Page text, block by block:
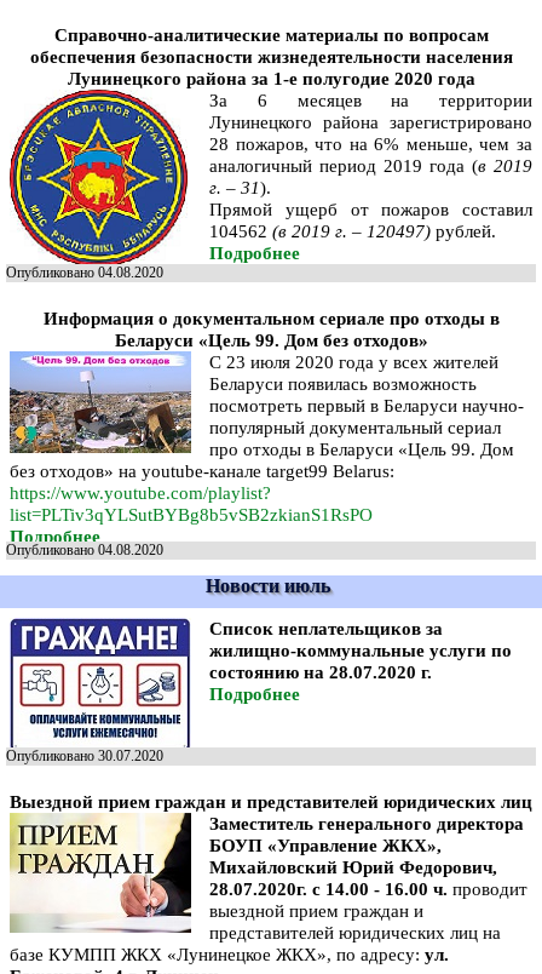
Справочно-аналитические материалы по вопросам
обеспечения безопасности жизнедеятельности населения
Лунинецкого района за 1-е полугодие 2020 года
За 6 месяцев на территории
Лунинецкого района зарегистрировано
28 пожаров, что на 6% меньше, чем за
аналогичный период 2019 года (в 2019
г. – 31).
Прямой ущерб от пожаров составил
104562 (в 2019 г. – 120497) рублей.
Подробнее
Опубликовано 04.08.2020
Информация о документальном сериале про отходы в
Беларуси «Цель 99. Дом без отходов»
С 23 июля 2020 года у всех жителей
Беларуси появилась возможность
посмотреть первый в Беларуси научно-
популярный документальный сериал
про отходы в Беларуси «Цель 99. Дом
без отходов» на youtube-канале target99 Belarus:
https://www.youtube.com/playlist?
list=PLTiv3qYLSutBYBg8b5vSB2zkianS1RsPO
Подробнее
Опубликовано 04.08.2020
Новости июль
Список неплательщиков за
жилищно-коммунальные услуги по
состоянию на 28.07.2020 г.
Подробнее
Опубликовано 30.07.2020
Выездной прием граждан и представителей юридических лиц
Заместитель генерального директора
БОУП «Управление ЖКХ»,
Михайловский Юрий Федорович,
28.07.2020г. с 14.00 - 16.00 ч. проводит
выездной прием граждан и
представителей юридических лиц на
базе КУМПП ЖКХ «Лунинецкое ЖКХ», по адресу: ул.